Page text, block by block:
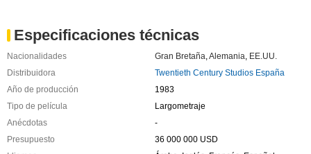
Especificaciones técnicas
Nacionalidades Gran Bretaña,Alemania, EE.UU.
Distribuidora
Twentieth Century Studios España
Año de producción
1983
Tipo de película
Largometraje
Anécdotas
-
Presupuesto
36 000 000 USD